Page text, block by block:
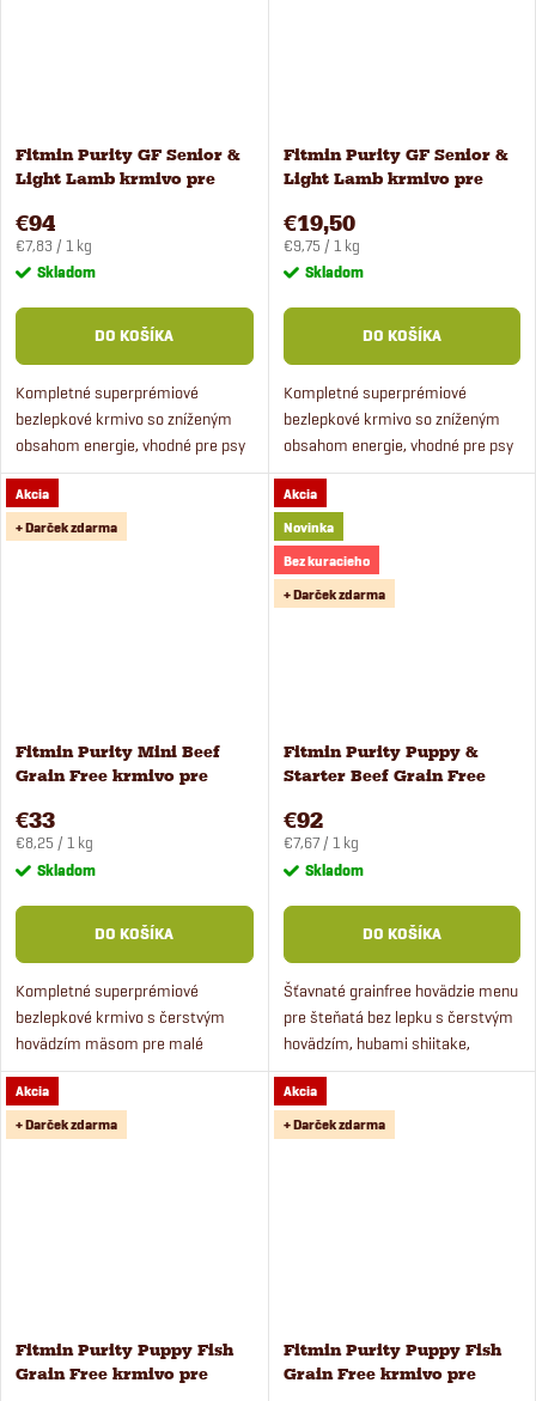
Fitmin Purity GF Senior &
Light Lamb krmivo pre
€94
Jednotková
cena:
€7,83 / 1 kg
Skladom
DO KOŠÍKA
Kompletné superprémiové
bezlepkové krmivo so zníženým
obsahom energie, vhodné pre psy
s nadváhou a seniorov.
Fitmin Purity GF Senior &
Light Lamb krmivo pre
€19,50
Jednotková
cena:
€9,75 / 1 kg
Skladom
DO KOŠÍKA
Kompletné superprémiové
bezlepkové krmivo so zníženým
obsahom energie, vhodné pre psy
s nadváhou a seniorov.
Akcia
+ Darček zdarma
Fitmin Purity Mini Beef
Grain Free krmivo pre
€33
Jednotková
cena:
€8,25 / 1 kg
Skladom
DO KOŠÍKA
Kompletné superprémiové
bezlepkové krmivo s čerstvým
hovädzím mäsom pre malé
plemená.
Akcia
Novinka
Bez kuracieho
+ Darček zdarma
Fitmin Purity Puppy &
Starter Beef Grain Free
€92
Jednotková
cena:
€7,67 / 1 kg
Skladom
DO KOŠÍKA
Šťavnaté grainfree hovädzie menu
pre šteňatá bez lepku s čerstvým
hovädzím, hubami shiitake,
tekvicovým pyré, brusnicami,
farmárskymi zemiakmi a zeleným
hráškom.
Akcia
+ Darček zdarma
Fitmin Purity Puppy Fish
Grain Free krmivo pre
Akcia
+ Darček zdarma
Fitmin Purity Puppy Fish
Grain Free krmivo pre